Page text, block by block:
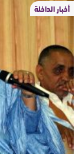
أخبار الداخلة